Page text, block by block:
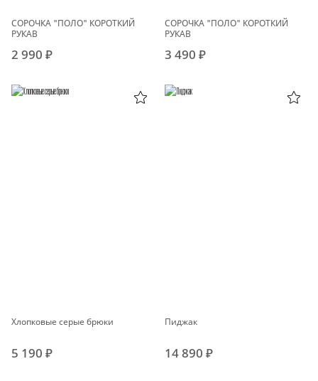
СОРОЧКА "ПОЛО" КОРОТКИЙ
РУКАВ
2 990 ₽
СОРОЧКА "ПОЛО" КОРОТКИЙ
РУКАВ
3 490 ₽
Хлопковые серые брюки
5 190 ₽
Пиджак
14 890 ₽